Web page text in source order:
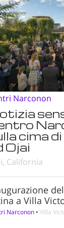
Narconon
cima
Ojai
California
a Villa
Narconon • Villa